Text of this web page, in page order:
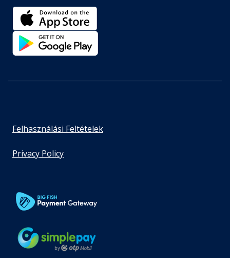
Felhasználási Feltételek
Privacy Policy